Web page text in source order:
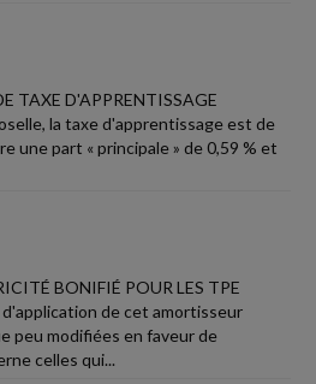
TAXE D'APPRENTISSAGE
la taxe d'apprentissage est de
une part « principale » de 0,59 % et
BONIFIÉ POUR LES TPE
de cet amortisseur
peu modifiées en faveur de
celles qui...